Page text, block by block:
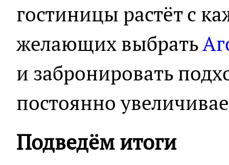
гостиницы растёт с
желающих выбрать
и забронировать
постоянно
Подведём итоги